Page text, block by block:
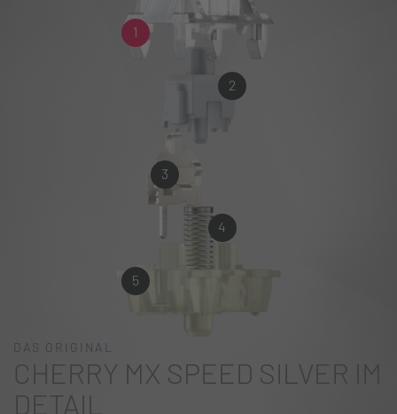
1
2
3
4
5
DAS ORIGINAL
CHERRY MX SPEED SILVER IM
DETAIL